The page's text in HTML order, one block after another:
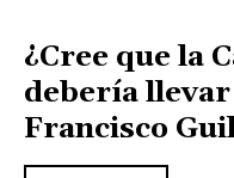
¿Cree que la
debería
Francisco